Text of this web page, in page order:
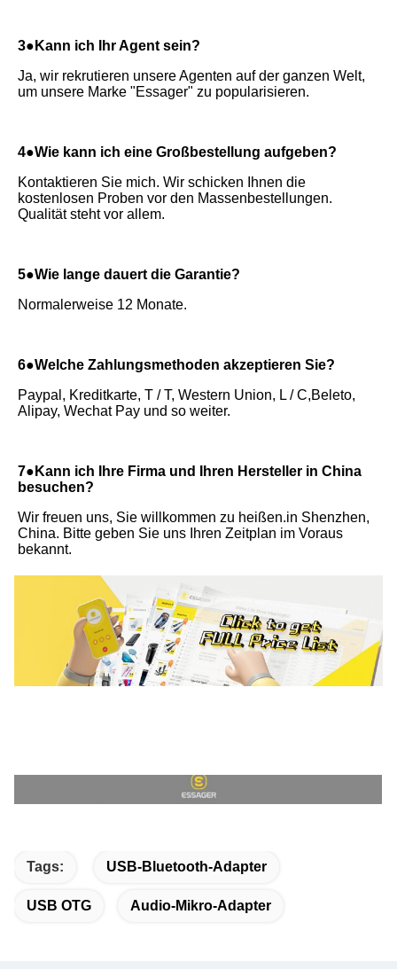
3●Kann ich Ihr Agent sein?
Ja, wir rekrutieren unsere Agenten auf der ganzen Welt,
um unsere Marke "Essager" zu popularisieren.
4●Wie kann ich eine Großbestellung aufgeben?
Kontaktieren Sie mich. Wir schicken Ihnen die
kostenlosen Proben vor den Massenbestellungen.
Qualität steht vor allem.
5●Wie lange dauert die Garantie?
Normalerweise 12 Monate.
6●Welche Zahlungsmethoden akzeptieren Sie?
Paypal, Kreditkarte, T / T, Western Union, L / C,Beleto,
Alipay, Wechat Pay und so weiter.
7●Kann ich Ihre Firma und Ihren Hersteller in China
besuchen?
Wir freuen uns, Sie willkommen zu heißen.in Shenzhen,
China. Bitte geben Sie uns Ihren Zeitplan im Voraus
bekannt.
Tags: USB-Bluetooth-Adapter
USB OTG Audio-Mikro-Adapter